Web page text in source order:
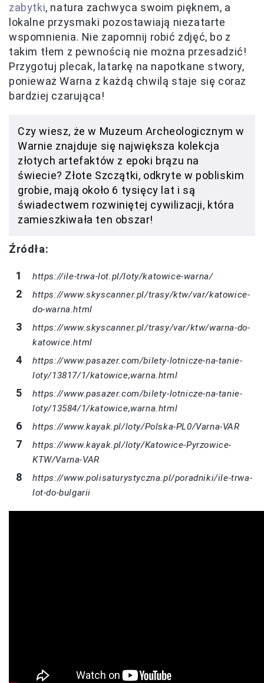
zabytki, natura zachwyca swoim pięknem, a
lokalne przysmaki pozostawiają niezatarte
wspomnienia. Nie zapomnij robić zdjęć, bo z
takim tłem z pewnością nie można przesadzić!
Przygotuj plecak, latarkę na napotkane stwory,
ponieważ Warna z każdą chwilą staje się coraz
bardziej czarująca!
Czy wiesz, że w Muzeum Archeologicznym w
Warnie znajduje się największa kolekcja
złotych artefaktów z epoki brązu na
świecie? Złote Szczątki, odkryte w pobliskim
grobie, mają około 6 tysięcy lat i są
świadectwem rozwiniętej cywilizacji, która
zamieszkiwała ten obszar!
Źródła:
https://ile-trwa-lot.pl/loty/katowice-warna/
https://www.skyscanner.pl/trasy/ktw/var/katowice-
do-warna.html
https://www.skyscanner.pl/trasy/var/ktw/warna-do-
katowice.html
https://www.pasazer.com/bilety-lotnicze-na-tanie-
loty/13817/1/katowice,warna.html
https://www.pasazer.com/bilety-lotnicze-na-tanie-
loty/13584/1/katowice,warna.html
https://www.kayak.pl/loty/Polska-PL0/Varna-VAR
https://www.kayak.pl/loty/Katowice-Pyrzowice-
KTW/Varna-VAR
https://www.polisaturystyczna.pl/poradniki/ile-trwa-
lot-do-bulgarii